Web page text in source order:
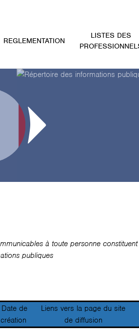
REGLEMENTATION
LISTES DES
à toute personne
publiques
Date de
création
Liens vers la page du site
de diffusion